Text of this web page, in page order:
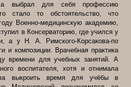
а выбрал для себя профессию
стало то обстоятельство, что
Военно-медицинскую академию,
в Консерваторию, где учился у
а у Н. А. Римского-Корсакова-по
и композиции. Врачебная практика
времени для учебных занятий. А
воспитателя, хотя и отнимала
выкроить время для учёбы в